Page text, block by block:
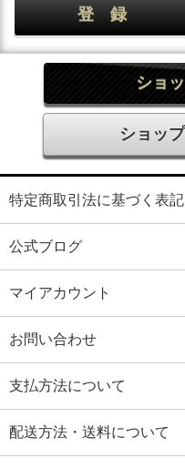
ショ
ショッ
特定商取引法に基づく表
公式ブログ
マイアカウント
お問い合わせ
支払方法について
配送方法・送料について